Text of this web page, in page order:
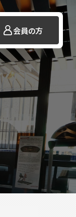
会員の方